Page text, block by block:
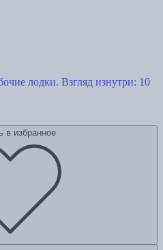
лодки. Взгляд изнутри: 10
в избранное